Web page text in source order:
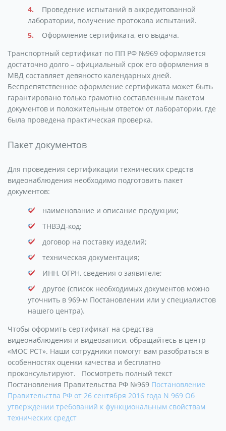
Проведение испытаний в аккредитованной
лаборатории, получение протокола испытаний.
Оформление сертификата, его выдача.
Транспортный сертификат по ПП РФ №969 оформляется
достаточно долго – официальный срок его оформления в
МВД составляет девяносто календарных дней.
Беспрепятственное оформление сертификата может быть
гарантировано только грамотно составленным пакетом
документов и положительным ответом от лаборатории, где
была проведена практическая проверка.
Пакет документов
Для проведения сертификации технических средств
видеонаблюдения необходимо подготовить пакет
документов:
наименование и описание продукции;
ТНВЭД-код;
договор на поставку изделий;
техническая документация;
ИНН, ОГРН, сведения о заявителе;
другое (список необходимых документов можно
уточнить в 969-м Постановлении или у специалистов
нашего центра).
Чтобы оформить сертификат на средства
видеонаблюдения и видеозаписи, обращайтесь в центр
«МОС РСТ». Наши сотрудники помогут вам разобраться в
особенностях оценки качества и бесплатно
проконсультируют. Посмотреть полный текст
Постановления Правительства РФ №969 Постановление
Правительства РФ от 26 сентября 2016 года N 969 Об
утверждении требований к функциональным свойствам
технических средст